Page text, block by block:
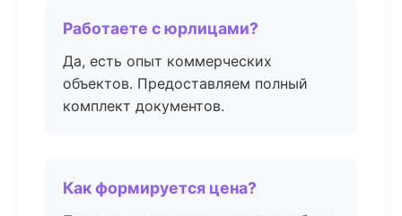
Работаете с юрлицами?
Да, есть опыт коммерческих
объектов. Предоставляем полный
комплект документов.
Как формируется цена?